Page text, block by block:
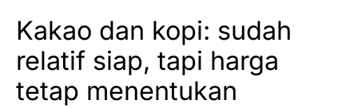
Kakao dan kopi: sudah
relatif siap, tapi harga
tetap menentukan